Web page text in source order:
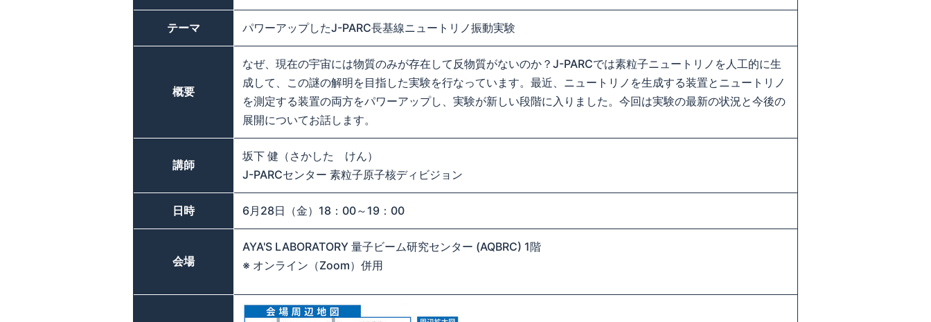
テーマ パワーアップしたJ-PARC長基線ニュートリノ振動実験
概要
なぜ、現在の宇宙には物質のみが存在して反物質がないのか？J-PARCでは素粒子ニュートリノを人工的に生
成して、この謎の解明を目指した実験を行なっています。最近、ニュートリノを生成する装置とニュートリノ
を測定する装置の両方をパワーアップし、実験が新しい段階に入りました。今回は実験の最新の状況と今後の
展開についてお話します。
講師
坂下 健（さかした けん）
J-PARCセンター 素粒子原子核ディビジョン
日時 6月28日（金）18：00～19：00
会場
AYA'S LABORATORY 量子ビーム研究センター (AQBRC) 1階
※ オンライン（Zoom）併用